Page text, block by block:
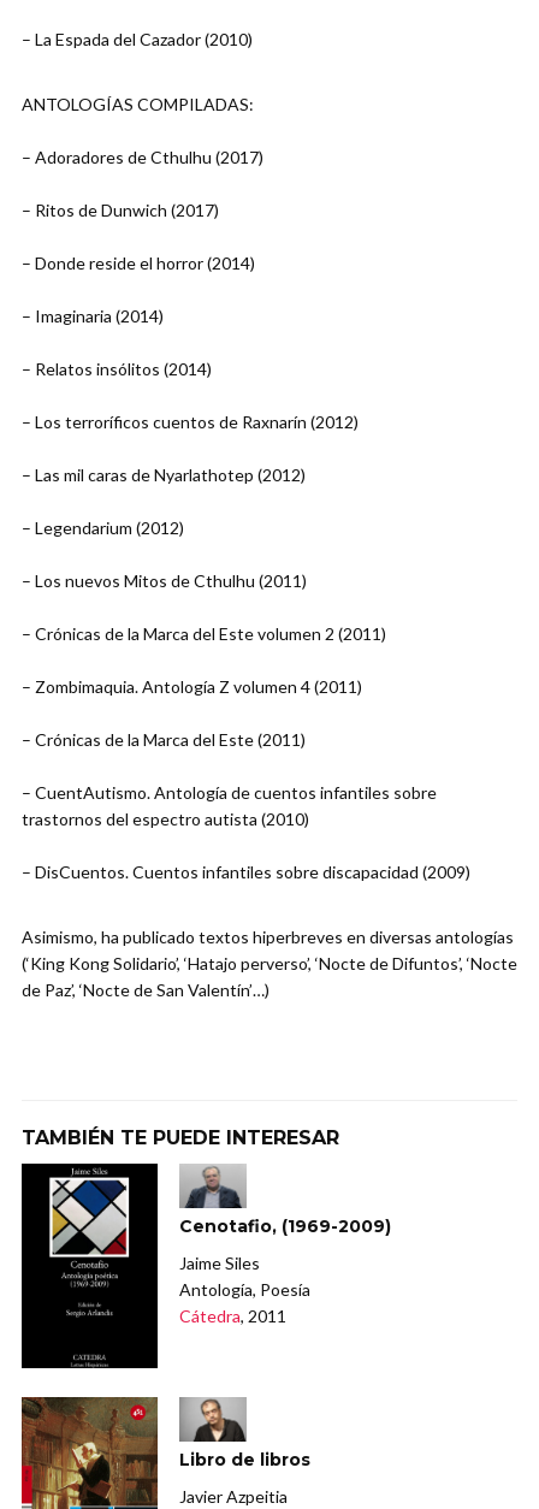
– La Espada del Cazador (2010)
ANTOLOGÍAS COMPILADAS:
– Adoradores de Cthulhu (2017)
– Ritos de Dunwich (2017)
– Donde reside el horror (2014)
– Imaginaria (2014)
– Relatos insólitos (2014)
– Los terroríficos cuentos de Raxnarín (2012)
– Las mil caras de Nyarlathotep (2012)
– Legendarium (2012)
– Los nuevos Mitos de Cthulhu (2011)
– Crónicas de la Marca del Este volumen 2 (2011)
– Zombimaquia. Antología Z volumen 4 (2011)
– Crónicas de la Marca del Este (2011)
– CuentAutismo. Antología de cuentos infantiles sobre
trastornos del espectro autista (2010)
– DisCuentos. Cuentos infantiles sobre discapacidad (2009)
Asimismo, ha publicado textos hiperbreves en diversas antologías
(‘King Kong Solidario’, ‘Hatajo perverso’, ‘Nocte de Difuntos’, ‘Nocte
de Paz’, ‘Nocte de San Valentín’…)
TAMBIÉN TE PUEDE INTERESAR
Cenotafio, (1969-2009)
Jaime Siles
Antología, Poesía
Cátedra, 2011
Libro de libros
Javier Azpeitia